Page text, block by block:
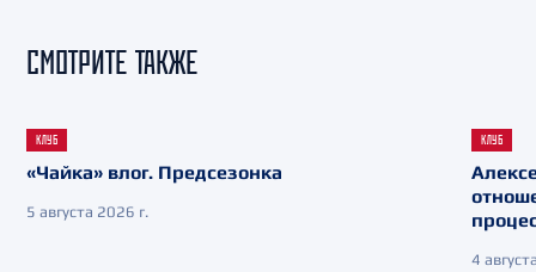
СМОТРИТЕ ТАКЖЕ
КЛУБ
«Чайка» влог. Предсезонка
5 августа 2026 г.
КЛУБ
4